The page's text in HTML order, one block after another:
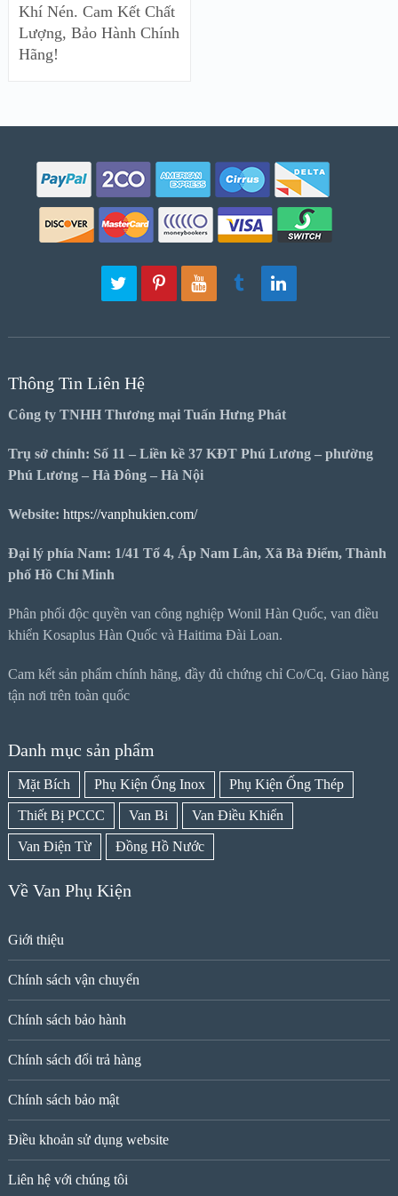
Khí Nén. Cam Kết Chất
Lượng, Bảo Hành Chính
Hãng!
Thông Tin Liên Hệ
Công ty TNHH Thương mại Tuấn Hưng Phát
Trụ sở chính: Số 11 – Liền kề 37 KĐT Phú Lương – phường
Phú Lương – Hà Đông – Hà Nội
Website: https://vanphukien.com/
Đại lý phía Nam: 1/41 Tổ 4, Áp Nam Lân, Xã Bà Điểm, Thành
phố Hồ Chí Minh
Phân phối độc quyền van công nghiệp Wonil Hàn Quốc, van điều
khiển Kosaplus Hàn Quốc và Haitima Đài Loan.
Cam kết sản phẩm chính hãng, đầy đủ chứng chỉ Co/Cq. Giao hàng
tận nơi trên toàn quốc
Danh mục sản phẩm
Mặt Bích Phụ Kiện Ống Inox Phụ Kiện Ống Thép
Thiết Bị PCCC Van Bi Van Điều Khiển
Van Điện Từ Đồng Hồ Nước
Về Van Phụ Kiện
Giới thiệu
Chính sách vận chuyển
Chính sách bảo hành
Chính sách đổi trả hàng
Chính sách bảo mật
Điều khoản sử dụng website
Liên hệ với chúng tôi